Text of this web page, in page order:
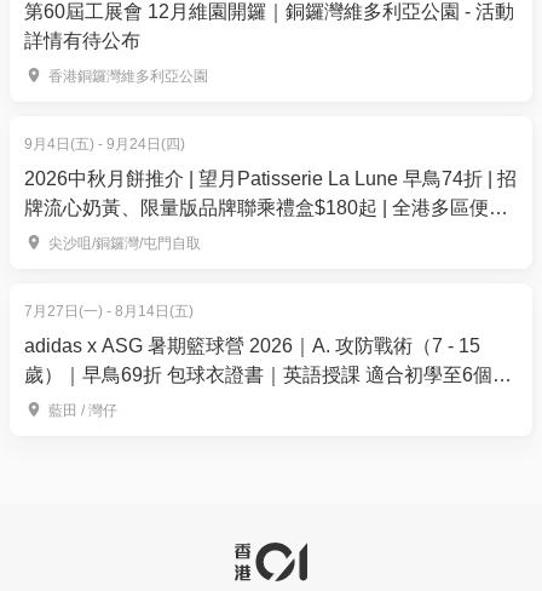
*適用於星期四五 18:00 - 21:30
及介紹
1. 「港味「珍」情龍蝦．鮑蠔．海鮮」週末自助晚餐
每位奉送 三重芝士焗龍蝦 及 紅燒鮑魚扣魚肚 一客
廚師推介：醬爆啫啫雞煲、豉椒炒蟶子、港式蜜汁
冰鎮海鮮：即開生蠔、鱈場蟹腳、翡翠螺、大蜆、
凍蝦、藍青口、雜錦刺身
海鮮熱盤：清蒸游水大海斑、時令蒸海鮮、⽩汁芝
⼠焗⻄蘭花等
各式特色甜品、中式糖水、鮮果等
任飲即磨咖啡、橙汁、檸檬水、紅茶
第60屆工展會 12月維園開鑼｜銅鑼灣維多利亞公園 - 活動
詳情有待公布
香港銅鑼灣維多利亞公園
9月4日(五) - 9月24日(四)
2026中秋月餅推介 | 望月Patisserie La Lune 早鳥74折 | 招
牌流心奶黃、限量版品牌聯乘禮盒$180起 | 全港多區便利
換領尖沙咀/銅鑼灣/屯門自取
7月27日(一) - 8月14日(五)
adidas x ASG 暑期籃球營 2026｜A. 攻防戰術（7 - 15
歲）｜早鳥69折 包球衣證書｜英語授課 適合初學至6個月
籃球經驗的學員｜藍⽥、灣仔【用推廣碼減高達$100】
藍田 / 灣仔